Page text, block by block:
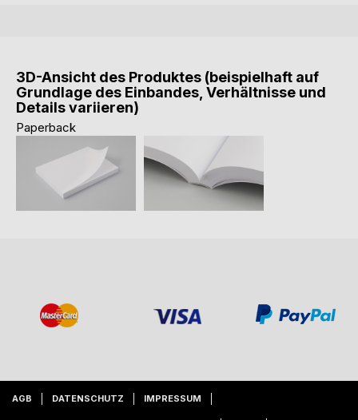
3D-Ansicht des Produktes (beispielhaft auf
Grundlage des Einbandes, Verhältnisse und
Details variieren)
Paperback
AGB DATENSCHUTZ IMPRESSUM